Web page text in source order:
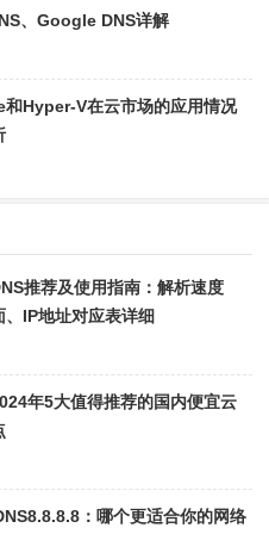
、Google DNS详解
和Hyper-V在云市场的应用情况
推荐及使用指南：解析速度
IP地址对应表详细
年5大值得推荐的国内便宜云
：哪个更适合你的网络